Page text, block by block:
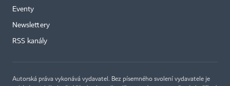
Eventy
Newslettery
RSS kanály
Autorská práva vykonává vydavatel. Bez písemného svolení vydavatele je